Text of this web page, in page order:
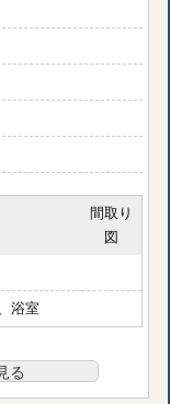
間取り
図
浴室
る